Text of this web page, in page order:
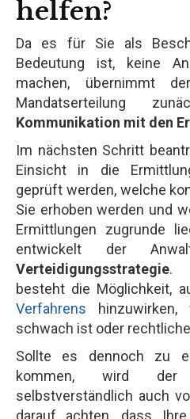
helfen?
Da es für Sie als
Bedeutung ist, keine
machen, übernimmt
Mandatserteilung
Kommunikation mit den
Im nächsten Schritt
Einsicht in die
geprüft werden, welche
Sie erhoben werden und
Ermittlungen zugrunde
entwickelt der
Verteidigungsstrategie.
besteht die Möglichkeit,
Verfahrens hinzuwirken,
schwach ist oder
Sollte es dennoch zu
kommen, wird der
selbstverständlich auch
darauf achten, dass